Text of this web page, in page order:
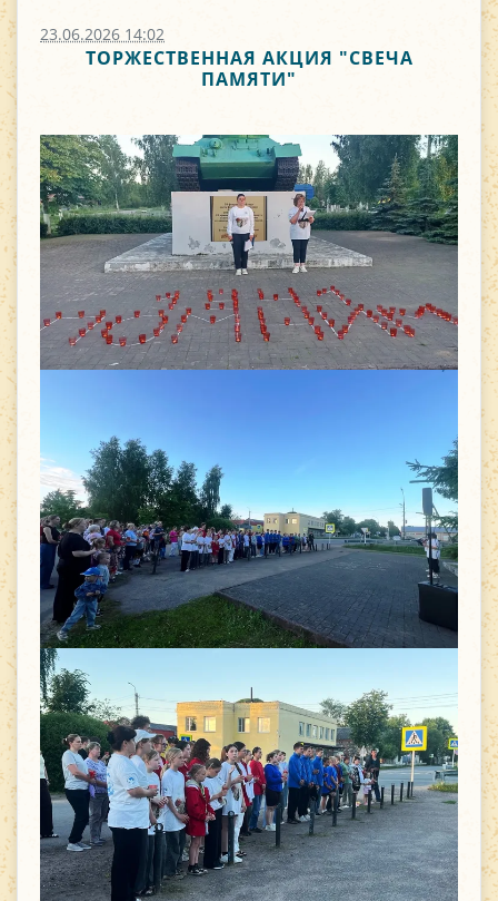
23.06.2026 14:02
ТОРЖЕСТВЕННАЯ АКЦИЯ "СВЕЧА
ПАМЯТИ"